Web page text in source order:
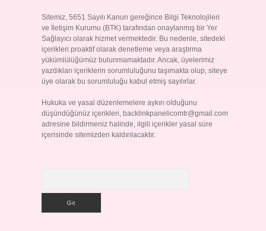
Sitemiz, 5651 Sayılı Kanun gereğince Bilgi Teknolojileri
ve İletişim Kurumu (BTK) tarafından onaylanmış bir Yer
Sağlayıcı olarak hizmet vermektedir. Bu nedenle, sitedeki
içerikleri proaktif olarak denetleme veya araştırma
yükümlülüğümüz bulunmamaktadır. Ancak, üyelerimiz
yazdıkları içeriklerin sorumluluğunu taşımakta olup, siteye
üye olarak bu sorumluluğu kabul etmiş sayılırlar.
Hukuka ve yasal düzenlemelere aykırı olduğunu
düşündüğünüz içerikleri, backlinkpanelicomtr@gmail.com
adresine bildirmeniz halinde, ilgili içerikler yasal süre
içerisinde sitemizden kaldırılacaktır.